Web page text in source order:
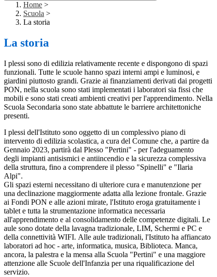
Home >
Scuola >
La storia
La storia
I plessi sono di edilizia relativamente recente e dispongono di spazi
funzionali. Tutte le scuole hanno spazi interni ampi e luminosi, e
giardini piuttosto grandi. Grazie ai finanziamenti derivati dai progetti
PON, nella scuola sono stati implementati i laboratori sia fissi che
mobili e sono stati creati ambienti creativi per l'apprendimento. Nella
Scuola Secondaria sono state abbattute le barriere architettoniche
presenti.
I plessi dell'Istituto sono oggetto di un complessivo piano di
intervento di edilizia scolastica, a cura del Comune che, a partire da
Gennaio 2023, partirà dal Plesso "Pertini" - per l'adeguamento
degli impianti antisismici e antiincendio e la sicurezza complessiva
della struttura, fino a comprendere il plesso "Spinelli" e "Ilaria
Alpi".
Gli spazi esterni necessitano di ulteriore cura e manutenzione per
una declinazione maggiormente adatta alla lezione frontale. Grazie
ai Fondi PON e alle azioni mirate, l'Istituto eroga gratuitamente i
tablet e tutta la strumentazione informatica necessaria
all'apprendimento e al consolidamento delle competenze digitali. Le
aule sono dotate della lavagna tradizionale, LIM, Schermi e PC e
della connettività WIFI. Alle aule tradizionali, l'Istituto ha affiancato
laboratori ad hoc - arte, informatica, musica, Biblioteca. Manca,
ancora, la palestra e la mensa alla Scuola "Pertini" e una maggiore
attenzione alle Scuole dell'Infanzia per una riqualificazione del
servizio.